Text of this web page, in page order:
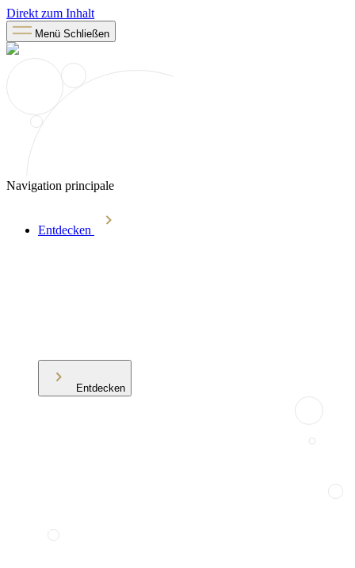
Direkt zum Inhalt
Menü Schließen
Navigation principale
Entdecken
Entdecken